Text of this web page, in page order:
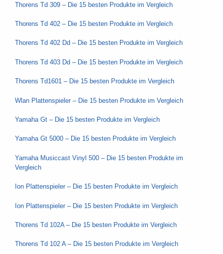
Thorens Td 309 – Die 15 besten Produkte im Vergleich
Thorens Td 402 – Die 15 besten Produkte im Vergleich
Thorens Td 402 Dd – Die 15 besten Produkte im Vergleich
Thorens Td 403 Dd – Die 15 besten Produkte im Vergleich
Thorens Td1601 – Die 15 besten Produkte im Vergleich
Wlan Plattenspieler – Die 15 besten Produkte im Vergleich
Yamaha Gt – Die 15 besten Produkte im Vergleich
Yamaha Gt 5000 – Die 15 besten Produkte im Vergleich
Yamaha Musiccast Vinyl 500 – Die 15 besten Produkte im
Vergleich
Ion Plattenspieler – Die 15 besten Produkte im Vergleich
Ion Plattenspieler – Die 15 besten Produkte im Vergleich
Thorens Td 102A – Die 15 besten Produkte im Vergleich
Thorens Td 102 A – Die 15 besten Produkte im Vergleich